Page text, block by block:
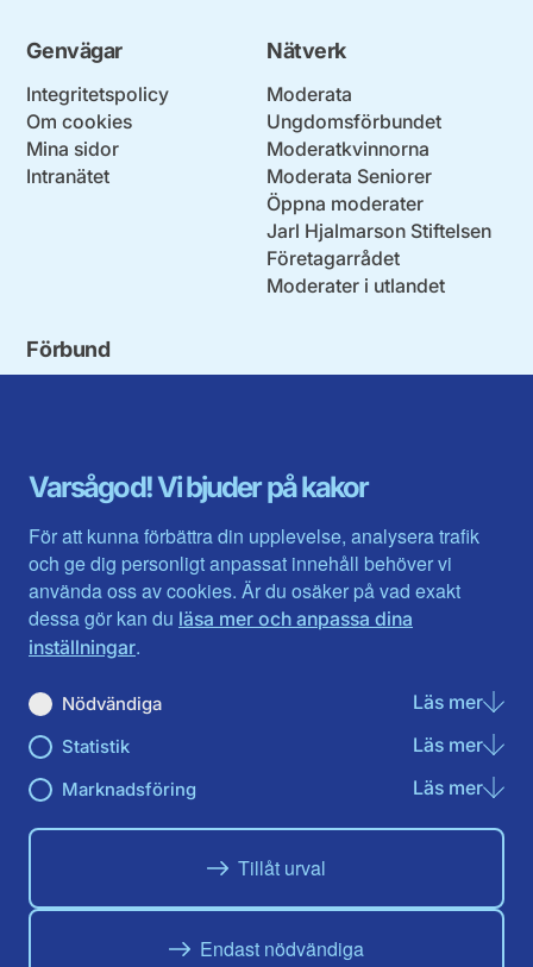
Varsågod! Vi bjuder på kakor
För att kunna förbättra din upplevelse, analysera trafik
och ge dig personligt anpassat innehåll behöver vi
använda oss av cookies. Är du osäker på vad exakt
dessa gör kan du läsa mer och anpassa dina
inställningar.
Nödvändiga Läs merom
Statistik Läs merom
Marknadsföring Läs merom
Tillåt urval
Endast nödvändiga
Genvägar
Integritetspolicy
Om cookies
Mina sidor
Intranätet
Nätverk
Moderata
Ungdomsförbundet
Moderatkvinnorna
Moderata Seniorer
Öppna moderater
Jarl Hjalmarson Stiftelsen
Företagarrådet
Moderater i utlandet
Förbund
Gävleborg
Halland
Jämtlands län
Jönköpings län
Kalmar län
Kronobergs län
Norrbotten
Skåne län
Värmlands län
Västerbotten
Västra Götaland
Västernorrland
Västmanland
Örebro län
Östergötland
Du hittar oss här på sociala medier
Facebook
Instagram